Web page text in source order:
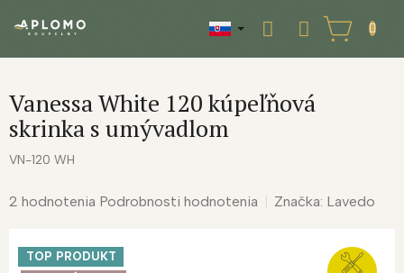
NÁKUPNÝ
KOŠÍK
Vanessa White 120 kúpeľňová
skrinka s umývadlom
VN-120 WH
Priemerné
2 hodnotenia Podrobnosti hodnotenia Značka: Lavedo
TOP PRODUKT